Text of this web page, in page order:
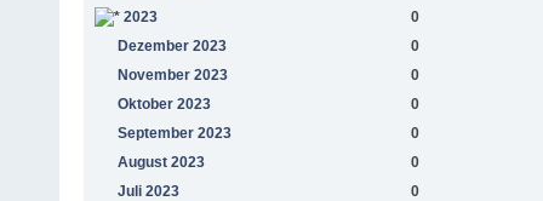
2023
0
Dezember 2023
0
November 2023
0
Oktober 2023
0
September 2023
0
August 2023
0
Juli 2023
0